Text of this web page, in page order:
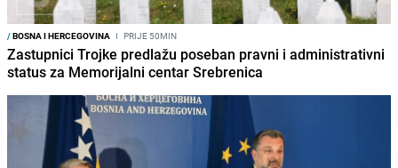
/BOSNA I HERCEGOVINA I PRIJE 50MIN
Zastupnici Trojke predlažu poseban pravni i administrativni
status za Memorijalni centar Srebrenica